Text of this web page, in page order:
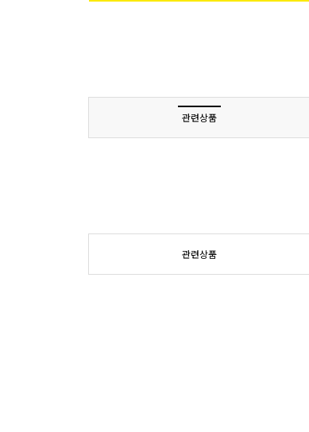
관련상품
관련상품